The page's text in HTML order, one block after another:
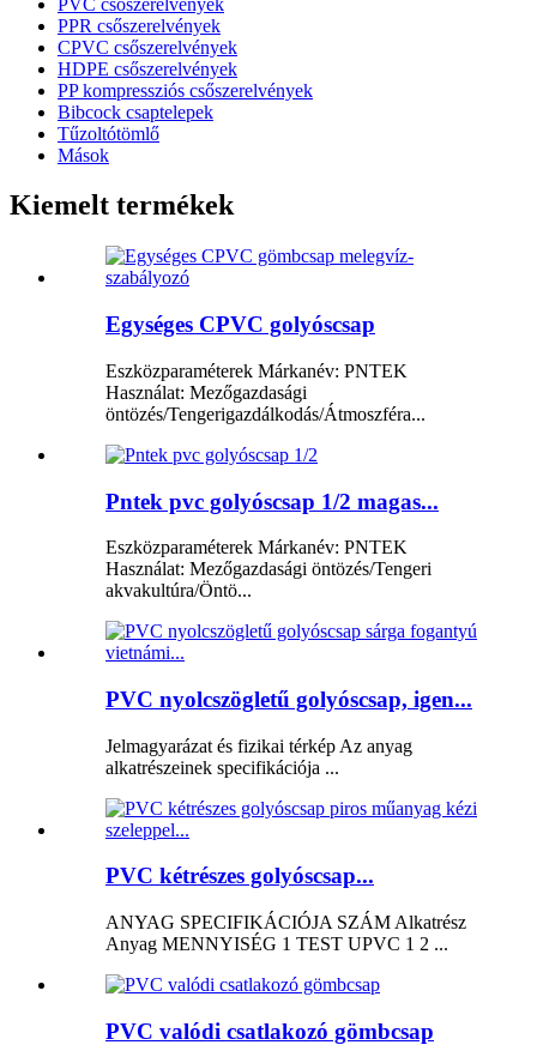
PPR csőszerelvények
CPVC csőszerelvények
HDPE csőszerelvények
PP kompressziós csőszerelvények
Bibcock csaptelepek
Tűzoltótömlő
Mások
Kiemelt termékek
Egységes CPVC golyóscsap
Eszközparaméterek Márkanév: PNTEK
Használat: Mezőgazdasági
öntözés/Tengerigazdálkodás/Átmoszféra...
Pntek pvc golyóscsap 1/2 magas...
Eszközparaméterek Márkanév: PNTEK
Használat: Mezőgazdasági öntözés/Tengeri
akvakultúra/Öntö...
PVC nyolcszögletű golyóscsap, igen...
Jelmagyarázat és fizikai térkép Az anyag
alkatrészeinek specifikációja ...
PVC kétrészes golyóscsap...
ANYAG SPECIFIKÁCIÓJA SZÁM Alkatrész
Anyag MENNYISÉG 1 TEST UPVC 1 2 ...
PVC valódi csatlakozó gömbcsap